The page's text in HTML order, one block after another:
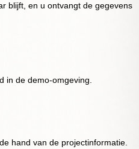
blijft, en u ontvangt de gegevens
in de demo-omgeving.
hand van de projectinformatie.